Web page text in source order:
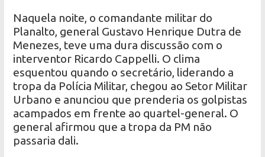
Naquela noite, o comandante militar do
Planalto, general Gustavo Henrique Dutra de
Menezes, teve uma dura discussão com o
interventor Ricardo Cappelli. O clima
esquentou quando o secretário, liderando a
tropa da Polícia Militar, chegou ao Setor Militar
Urbano e anunciou que prenderia os golpistas
acampados em frente ao quartel-general. O
general afirmou que a tropa da PM não
passaria dali.